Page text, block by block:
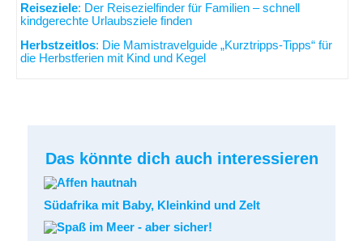
Reiseziele: Der Reisezielfinder für Familien – schnell
kindgerechte Urlaubsziele finden
Herbstzeitlos: Die Mamistravelguide „Kurztripps-Tipps“ für
die Herbstferien mit Kind und Kegel
Das könnte dich auch interessieren
Südafrika mit Baby, Kleinkind und Zelt